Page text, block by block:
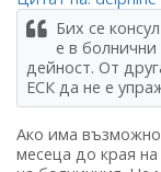
Бих се
е в
дейност. От
ЕСК да не е
Ако има
месеца до края